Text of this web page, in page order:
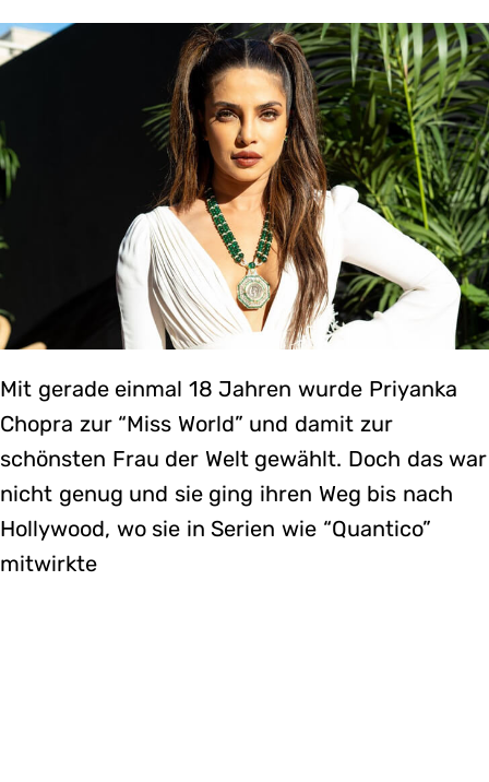
Mit gerade einmal 18 Jahren wurde Priyanka
Chopra zur “Miss World” und damit zur
schönsten Frau der Welt gewählt. Doch das war
nicht genug und sie ging ihren Weg bis nach
Hollywood, wo sie in Serien wie “Quantico”
mitwirkte